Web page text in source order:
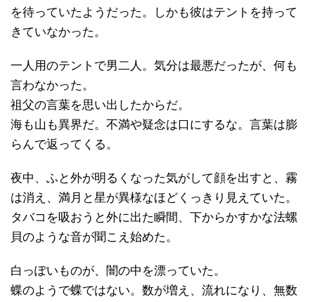
を待っていたようだった。しかも彼はテントを持って
きていなかった。
一人用のテントで男二人。気分は最悪だったが、何も
言わなかった。
祖父の言葉を思い出したからだ。
海も山も異界だ。不満や疑念は口にするな。言葉は膨
らんで返ってくる。
夜中、ふと外が明るくなった気がして顔を出すと、霧
は消え、満月と星が異様なほどくっきり見えていた。
タバコを吸おうと外に出た瞬間、下からかすかな法螺
貝のような音が聞こえ始めた。
白っぽいものが、闇の中を漂っていた。
蝶のようで蝶ではない。数が増え、流れになり、無数